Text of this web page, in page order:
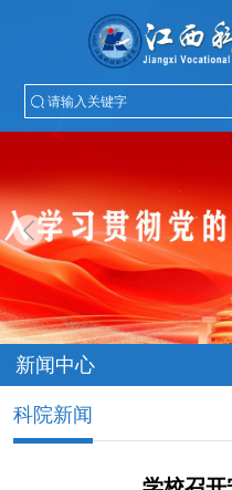
新闻中心
科院新闻